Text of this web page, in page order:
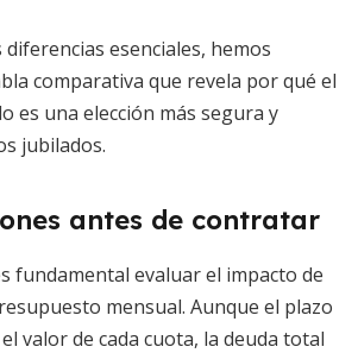
esenciales, hemos
comparativa que revela por qué el
es una elección más segura y
jubilados.
antes de contratar
fundamental evaluar el impacto de
mensual. Aunque el plazo
valor de cada cuota, la deuda total